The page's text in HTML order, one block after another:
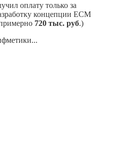
оплату только за
концепции ЕСМ
720 тыс. руб.)